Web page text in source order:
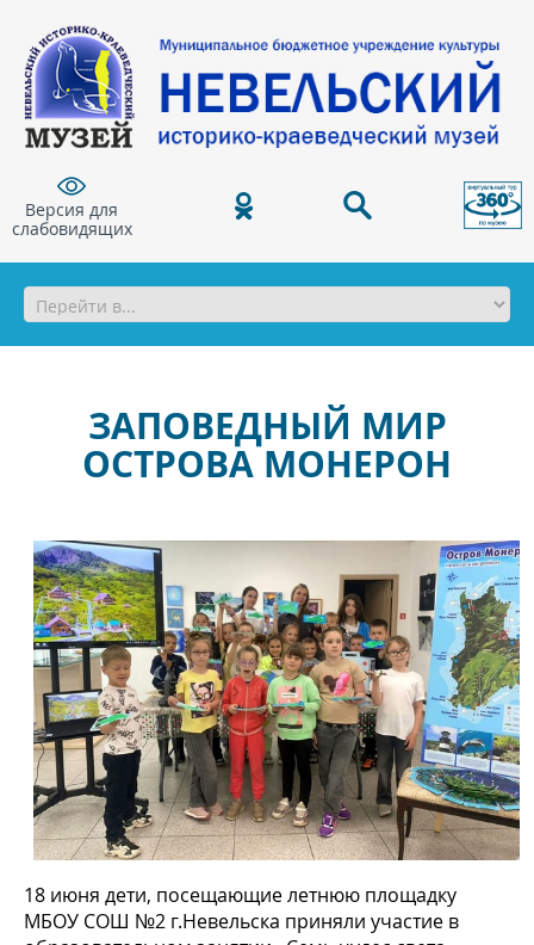
Версия для
слабовидящих
ЗАПОВЕДНЫЙ МИР
ОСТРОВА МОНЕРОН
18 июня дети, посещающие летнюю площадку
МБОУ СОШ №2 г.Невельска приняли участие в